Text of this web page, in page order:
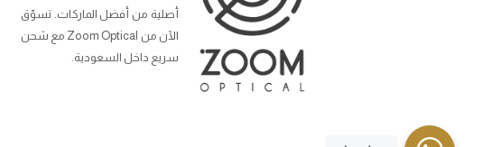
أصلية من أفضل الماركات. تسوّق
الآن من Zoom Optical مع شحن
سريع داخل السعودية.